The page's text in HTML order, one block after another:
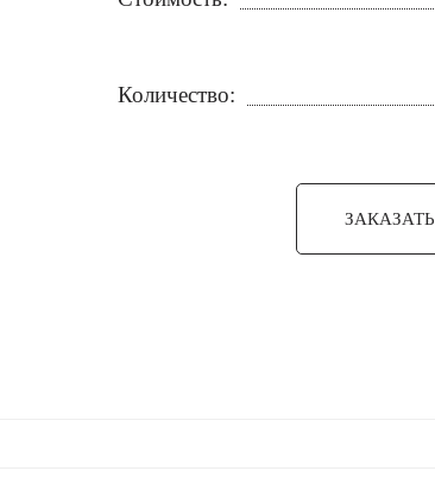
Количество:
ЗАКАЗАТЬ